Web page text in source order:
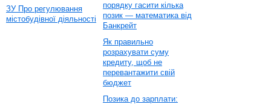
ЗУ Про регулювання
містобудівної діяльності
порядку гасити кілька
позик — математика від
Банкрейт
Як правильно
розрахувати суму
кредиту, щоб не
перевантажити свій
бюджет
Позика до зарплати: